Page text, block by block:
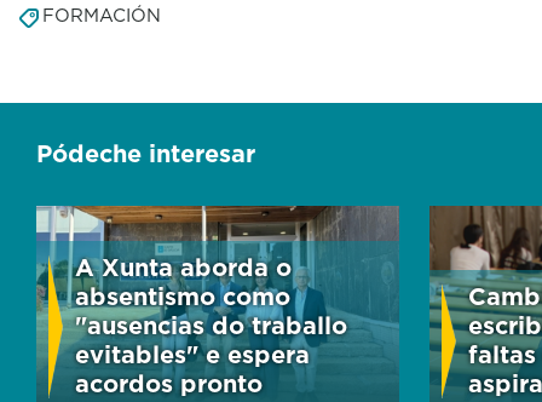
FORMACIÓN
Pódeche interesar
A Xunta aborda o
absentismo como
"ausencias do traballo
evitables" e espera
acordos pronto
faltas